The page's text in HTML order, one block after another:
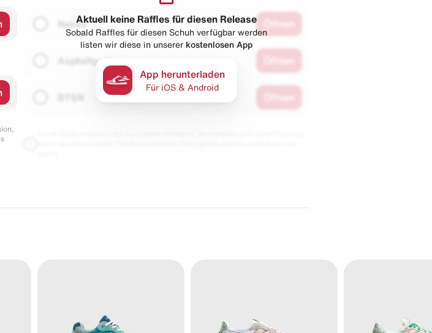
Naked
Asphaltgold
Aktuell keine Raffles für diesen Release
Sobald Raffles für diesen Schuh verfügbar werden
listen wir diese in unserer kostenlosen App
App herunterladen
Für iOS & Android